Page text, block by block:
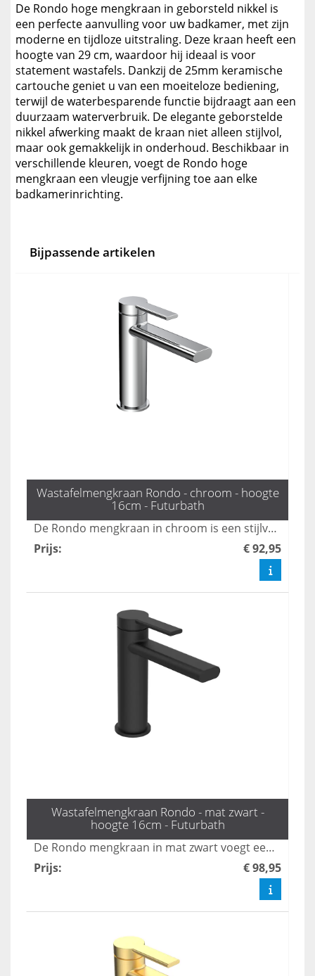
De Rondo hoge mengkraan in geborsteld nikkel is
een perfecte aanvulling voor uw badkamer, met zijn
moderne en tijdloze uitstraling. Deze kraan heeft een
hoogte van 29 cm, waardoor hij ideaal is voor
statement wastafels. Dankzij de 25mm keramische
cartouche geniet u van een moeiteloze bediening,
terwijl de waterbesparende functie bijdraagt aan een
duurzaam waterverbruik. De elegante geborstelde
nikkel afwerking maakt de kraan niet alleen stijlvol,
maar ook gemakkelijk in onderhoud. Beschikbaar in
verschillende kleuren, voegt de Rondo hoge
mengkraan een vleugje verfijning toe aan elke
badkamerinrichting.
Bijpassende artikelen
Wastafelmengkraan Rondo - chroom - hoogte
16cm - Futurbath
De Rondo mengkraan in chroom is een stijlvolle en tijdloze toevoeging aan elke badkamer. Met een hoogte van 16 cm en een gestroomlijnd ontwerp, is deze kraan ideaal voor moderne wastafels en voegt het een vleugje elegantie toe aan uw sanitair. Upgrade uw badkamer met deze functionele en esthetisch verantwoorde keuze.
Prijs: € 92,95
Wastafelmengkraan Rondo - mat zwart -
hoogte 16cm - Futurbath
De Rondo mengkraan in mat zwart voegt een verfijnde touch toe aan elke badkamer. Met een hoogte van 16 cm combineert deze stijlvolle kraan moderne elegantie met tijdloze schoonheid, waardoor het een echte blikvanger is. Verhoog het design van uw badkamer met deze prachtige en functionele toevoeging.
Prijs: € 98,95